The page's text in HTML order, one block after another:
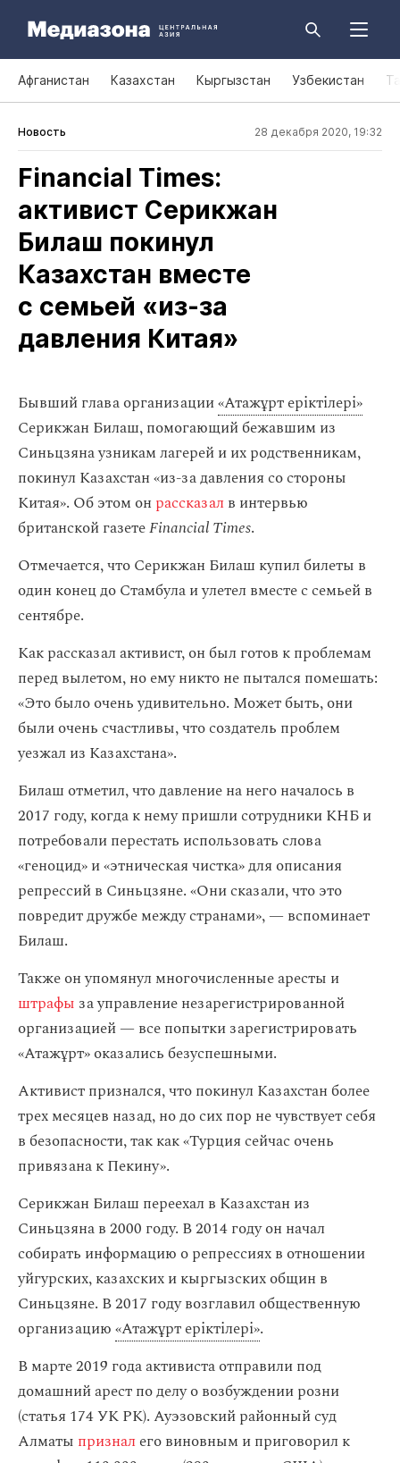
Афганистан Казахстан Кыргызстан Узбекистан
Новость 28 декабря 2020, 19:32
Financial Times:
активист Серикжан
Билаш покинул
Казахстан вместе
с семьей «из‑за
давления Китая»
Бывший глава организации«Атажұрт еріктілері»
Серикжан Билаш, помогающий бежавшим из
Синьцзяна узникам лагерей и их родственникам,
покинул Казахстан «из-за давления со стороны
Китая». Об этом он рассказал в интервью
британской газетеFinancial Times.
Отмечается, что Серикжан Билаш купил билеты в
один конец до Стамбула и улетел вместе с семьей в
сентябре.
Как рассказал активист, он был готов к проблемам
перед вылетом, но ему никто не пытался помешать:
«Это было очень удивительно. Может быть, они
были очень счастливы, что создатель проблем
уезжал из Казахстана».
Билаш отметил, что давление на него началось в
2017 году, когда к нему пришли сотрудники КНБ и
потребовали перестать использовать слова
«геноцид» и «этническая чистка» для описания
репрессий в Синьцзяне. «Они сказали, что это
повредит дружбе между странами», — вспоминает
Билаш.
Также он упомянул многочисленные аресты и
штрафы за управление незарегистрированной
организацией — все попытки зарегистрировать
«Атажұрт» оказались безуспешными.
Активист признался, что покинул Казахстан более
трех месяцев назад, но до сих пор не чувствует себя
в безопасности, так как «Турция сейчас очень
привязана к Пекину».
Серикжан Билаш переехал в Казахстан из
Синьцзяна в 2000 году. В 2014 году он начал
собирать информацию о репрессиях в отношении
уйгурских, казахских и кыргызских общин в
Синьцзяне. В 2017 году возглавил общественную
организацию«Атажұрт еріктілері».
В марте 2019 года активиста отправили под
домашний арест по делу о возбуждении розни
(статья 174 УК РК). Ауэзовский районный суд
Алматы призналего виновным и приговорил к